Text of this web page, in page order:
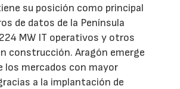
su posición como principal
de datos de la Península
MW IT operativos y otros
construcción. Aragón emerge
los mercados con mayor
a la implantación de